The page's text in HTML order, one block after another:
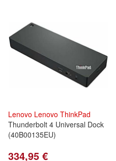
Lenovo Lenovo ThinkPad
Thunderbolt 4 Universal Dock
(40B00135EU)
334,95 €